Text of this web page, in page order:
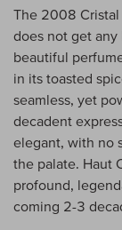
The 2008 Cristal
does not get
beautiful
in its toasted
seamless, yet
decadent
elegant, with no
the palate. Haut
profound,
coming 2-3